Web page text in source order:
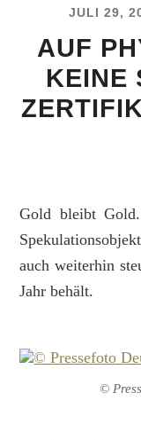
JULI 29,
AUF
KEINE
Gold bleibt
auch weiterhin
Jahr behält.
©